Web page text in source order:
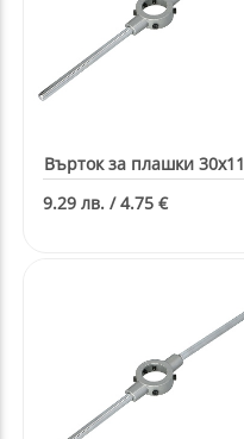
Върток за плашки 30x11
9.29 лв. / 4.75 €